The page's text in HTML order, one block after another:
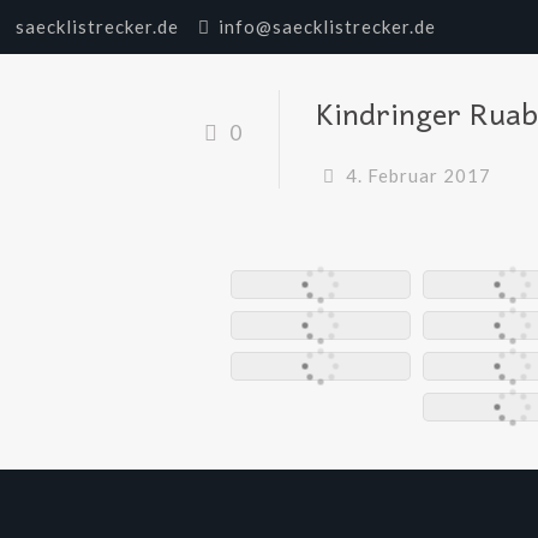
saecklistrecker.de info@saecklistrecker.de
0 Kindringer
4. Februar 2017